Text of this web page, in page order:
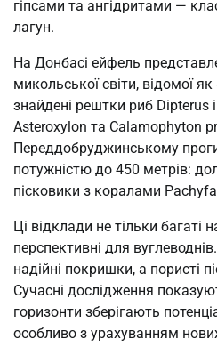
гіпсами та ангідритами —
лагун.
На Донбасі ейфель
микольської світи, відомої
знайдені рештки риб Dipterus
Asteroxylon та Calamophyton
Переддобруджинському
потужністю до 450 метрів:
пісковики з коралами
Ці відклади не тільки багаті
перспективні для
надійні покришки, а пористі
Сучасні дослідження
горизонти зберігають
особливо з урахуванням